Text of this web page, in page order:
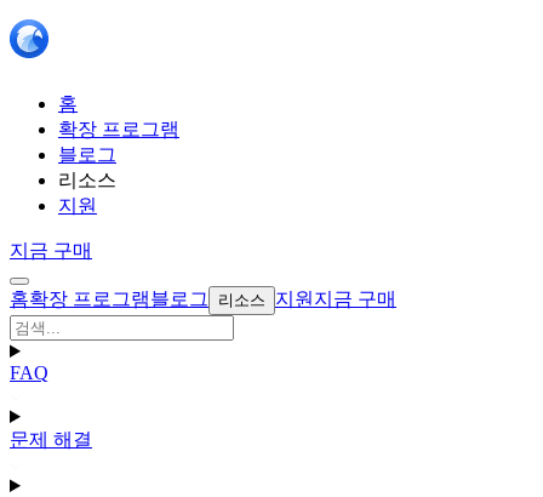
홈
확장 프로그램
블로그
리소스
지원
지금 구매
홈확장 프로그램블로그 리소스 지원 지금 구매
FAQ
문제 해결